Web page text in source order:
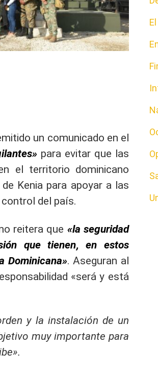
un comunicado en el
para evitar que las
el territorio dominicano
Kenia para apoyar a las
del país.
reitera que «la seguridad
que tienen, en estos
Dominicana». Aseguran al
«será y está
y la instalación de un
muy importante para